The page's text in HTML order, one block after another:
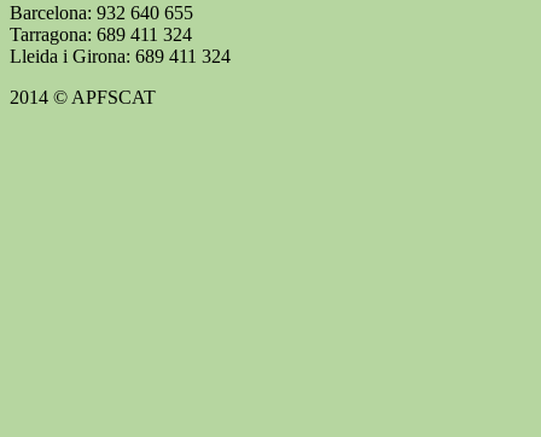
Barcelona: 932 640 655
Tarragona: 689 411 324
Lleida i Girona: 689 411 324
2014 © APFSCAT